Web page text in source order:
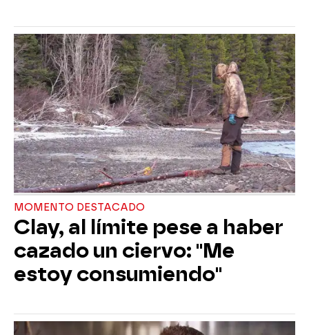
MOMENTO DESTACADO
Clay, al límite pese a haber
cazado un ciervo: "Me
estoy consumiendo"